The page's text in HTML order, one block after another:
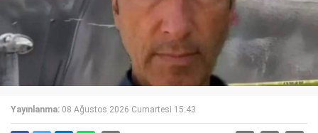
Yayınlanma: 08 Ağustos 2026 Cumartesi 15:43